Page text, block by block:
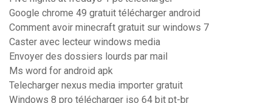
Google chrome 49 gratuit télécharger android
Comment avoir minecraft gratuit sur windows 7
Caster avec lecteur windows media
Envoyer des dossiers lourds par mail
Ms word for android apk
Telecharger nexus media importer gratuit
Windows 8 pro télécharger iso 64 bit pt-br